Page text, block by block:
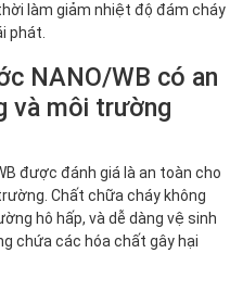
làm giảm nhiệt độ đám cháy
phát.
NANO/WB có an
và môi trường
được đánh giá là an toàn cho
Chất chữa cháy không
hô hấp, và dễ dàng vệ sinh
chứa các hóa chất gây hại